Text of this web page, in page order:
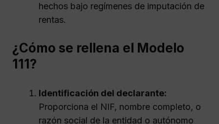
hechos bajo regímenes de imputación de
rentas.
¿Cómo se rellena el Modelo
111?
Identificación del declarante:
Proporciona el NIF, nombre completo, o
razón social de la entidad o autónomo